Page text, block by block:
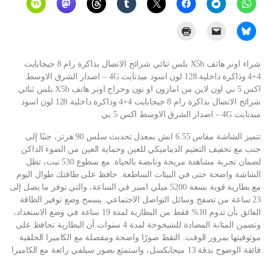
شراء اونر هاتف X5b بلس ثنائي شرائح الاتصال بذاكرة رام 8 جيجابايت
4+4 وذاكرة داخلية 128 لون اسود ميدنايت 4G – اصدار الشرق الاوسط
اكس 5 بي اون لاين من امازون او نون وحراج اونر هاتف X5b بلس ثنائي
شرائح الاتصال بذاكرة رام 8 جيجابايت 4+4 وذاكرة داخلية 128 لون اسود
ميدنايت 4G – اصدار الشرق الاوسط اكس 5 بي
تتميز الشاشة مقاس 6.55 انش بمعدل تحديث سلس 90 هرتز، جنبًا إلى
جنب مع تخفيف التعتيم الديناميكي للعين وحماية العين من الضوء الداكن
لضمان تجربة مشاهدة مريحة ونابضة بالحياة. مع سطوع 530 نيت، تظل
الشاشة واضحة حتى في البيئات الساطعة. حافظ على طاقتك طوال اليوم
مع بطارية قوية بسعة 5200 ميلي امبير في الساعة، والتي توفر ما يصل إلى
23 ساعة من تصفح وسائل التواصل الاجتماعي. يسمح وضع توفير الطاقة
الفائق بأن تدوم 10% فقط من البطارية لمدة 19 ساعة في وضع الاستعداد،
وتضمن المتانة المضادة للشيخوخة لمدة 4 سنوات أن البطارية تحافظ على
موثوقيتها بمرور الوقت. التقط صورًا واضحة ومفصلة مع الكاميرا الخلفية
فائقة الوضوح بدقة 13 ميجابكسل، واستمتع بصور سيلفي رائعة مع الكاميرا